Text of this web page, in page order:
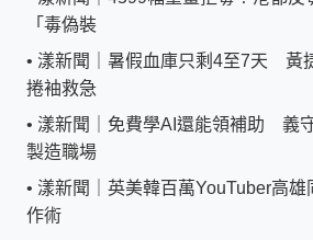
「毒偽裝
• 漾新聞｜暑假血庫只剩4至7天 黃
捲袖救急
• 漾新聞｜免費學AI還能領補助 義
製造職場
• 漾新聞｜英美韓百萬YouTuber高
作術